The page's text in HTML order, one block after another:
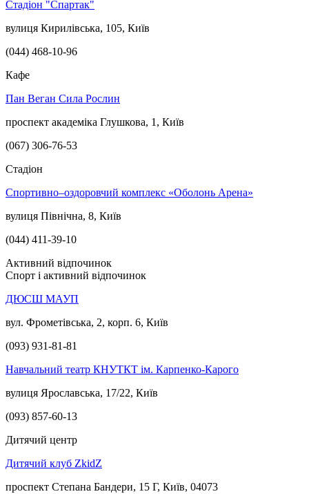
Стадіон "Спартак"
вулиця Кирилівська, 105, Київ
(044) 468-10-96
Кафе
Пан Веган Сила Рослин
проспект академіка Глушкова, 1, Київ
(067) 306-76-53
Стадіон
Спортивно–оздоровчий комплекс «Оболонь Арена»
вулиця Північна, 8, Київ
(044) 411-39-10
Активний відпочинок
Спорт і активний відпочинок
ДЮСШ МАУП
вул. Фрометівська, 2, корп. 6, Київ
(093) 931-81-81
Навчальний театр КНУТКТ ім. Карпенко-Карого
вулиця Ярославська, 17/22, Київ
(093) 857-60-13
Дитячий центр
Дитячий клуб ZkidZ
проспект Степана Бандери, 15 Г, Київ, 04073